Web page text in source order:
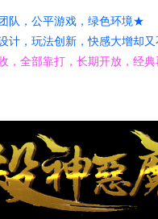
队，公平游戏，绿色环境★
计，玩法创新，快感大增却
，全部靠打，长期开放，经